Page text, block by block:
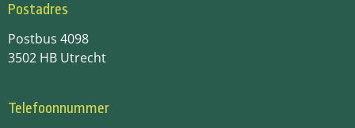
Postadres
Postbus 4098
3502 HB Utrecht
Telefoonnummer